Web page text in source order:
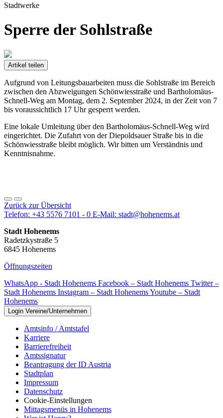
Stadtwerke
Sperre der Sohlstraße
Artikel teilen
Aufgrund von Leitungsbauarbeiten muss die Sohlstraße im Bereich
zwischen den Abzweigungen Schönwiesstraße und Bartholomäus-
Schnell-Weg am Montag, dem 2. September 2024, in der Zeit von 7
bis voraussichtlich 17 Uhr gesperrt werden.
Eine lokale Umleitung über den Bartholomäus-Schnell-Weg wird
eingerichtet. Die Zufahrt von der Diepoldsauer Straße bis in die
Schönwiesstraße bleibt möglich. Wir bitten um Verständnis und
Kenntnisnahme.
Zurück zur Übersicht
Telefon: +43 5576 7101 - 0 E-Mail: stadt@hohenems.at
Stadt Hohenems
Radetzkystraße 5
6845 Hohenems
Öffnungszeiten
WhatsApp - Stadt Hohenems Facebook – Stadt Hohenems Twitter –
Stadt Hohenems Instagram – Stadt HohenemsYoutube – Stadt
Hohenems
Login Vereine/Unternehmen
Amtsinfo / Amtstafel
Karriere
Barrierefreiheit
Amtssignatur
Beantragung der ID Austria
Stadtplan
Impressum
Datenschutz
Cookie-Einstellungen
Mittagsmenüs in Hohenems